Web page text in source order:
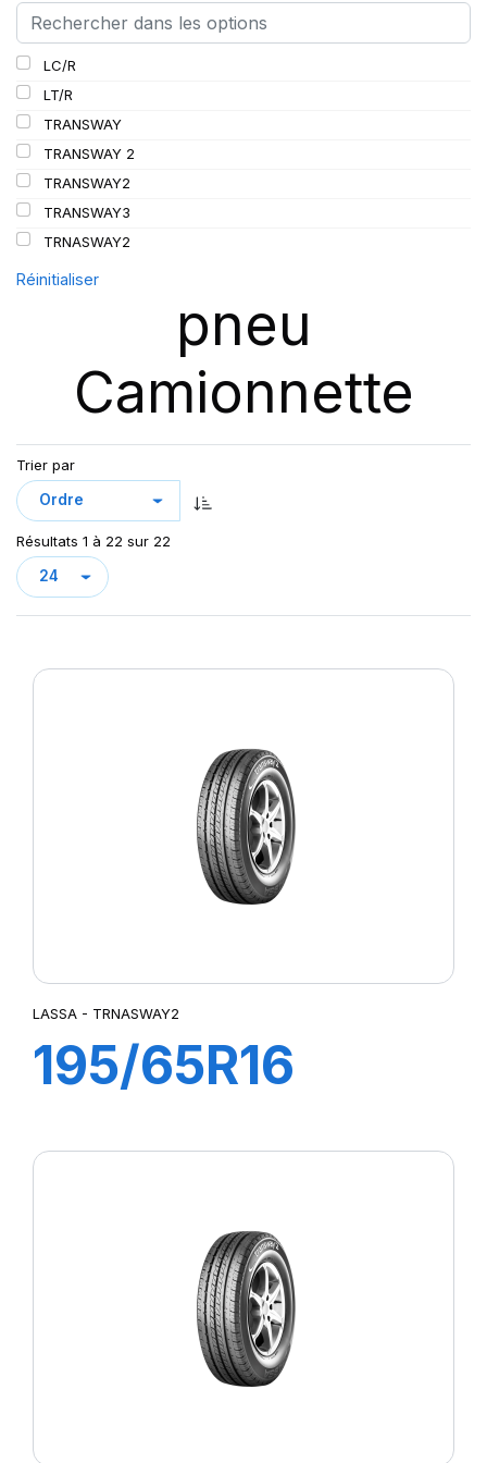
LC/R
LT/R
TRANSWAY
TRANSWAY 2
TRANSWAY2
TRANSWAY3
TRNASWAY2
Réinitialiser
pneu
Camionnette
Trier par
Résultats 1 à 22 sur 22
LASSA - TRNASWAY2
195/65R16